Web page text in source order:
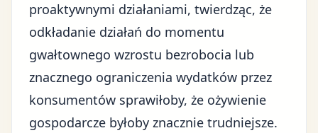
proaktywnymi działaniami, twierdząc, że
odkładanie działań do momentu
gwałtownego wzrostu bezrobocia lub
znacznego ograniczenia wydatków przez
konsumentów sprawiłoby, że ożywienie
gospodarcze byłoby znacznie trudniejsze.